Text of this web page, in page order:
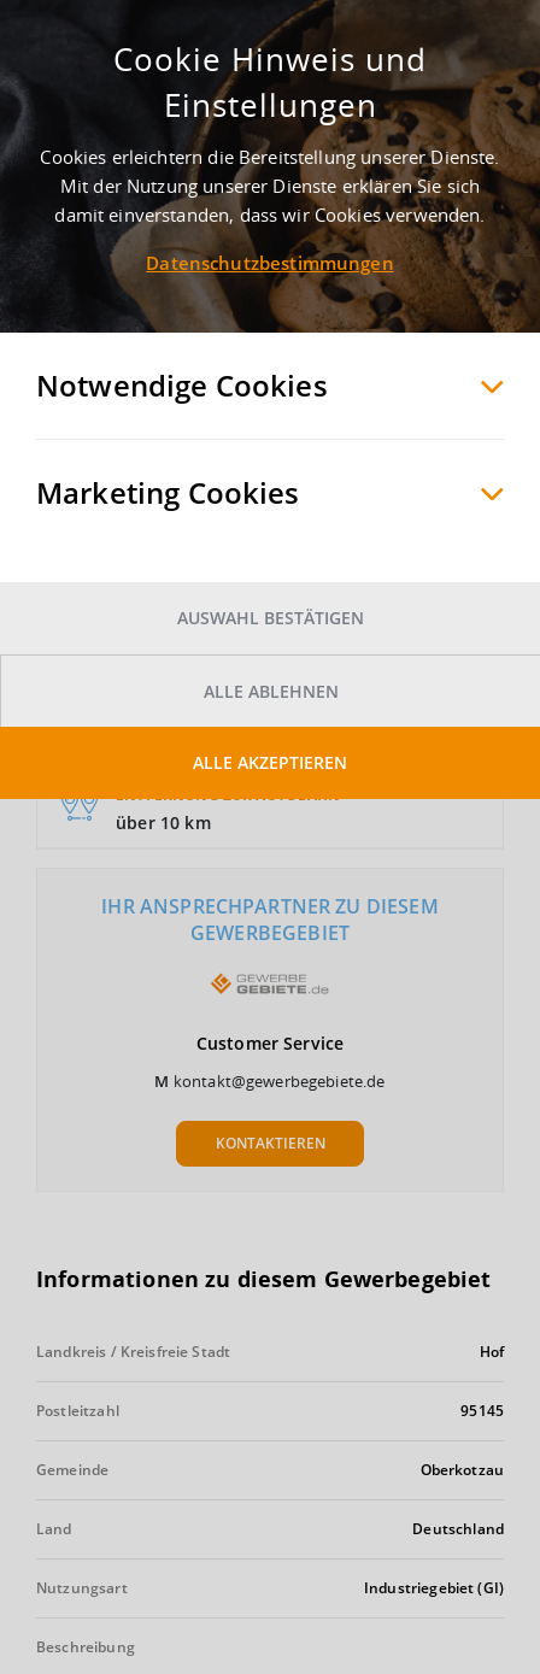
Industriegebiet Oberkotzau-Nord
Oberkotzau , Deutschland
MERKEN VERGLEICHEN EXPORT PDF
Auf Anfrage
ENTFERNUNG ZUR AUTOBAHN
über 10 km
IHR ANSPRECHPARTNER ZU DIESEM
GEWERBEGEBIET
Customer Service
M kontakt@gewerbegebiete.de
KONTAKTIEREN
Informationen zu diesem Gewerbegebiet
Landkreis / Kreisfreie Stadt Hof
Postleitzahl 95145
Gemeinde Oberkotzau
Land Deutschland
Nutzungsart Industriegebiet (GI)
Beschreibung
Cookie Hinweis und
Einstellungen
Cookies erleichtern die Bereitstellung unserer Dienste.
Mit der Nutzung unserer Dienste erklären Sie sich
damit einverstanden, dass wir Cookies verwenden.
Datenschutzbestimmungen
Notwendige Cookies
Marketing Cookies
AUSWAHL BESTÄTIGEN
ALLE ABLEHNEN
ALLE AKZEPTIEREN